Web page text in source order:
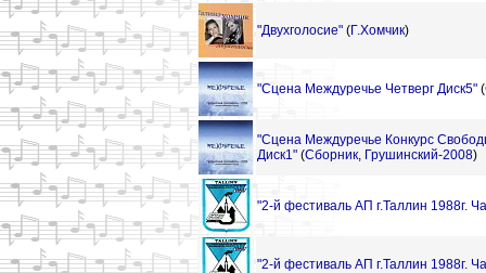
"Двухголосие" (Г.Хомчик)
"Сцена Междуречье Четверг Диск5" (
"Сцена Междуречье Конкурс
Диск1" (Сборник, Грушинский-2008)
"2-й фестиваль АП г.Таллин 1988г.
"2-й фестиваль АП г.Таллин 1988г.